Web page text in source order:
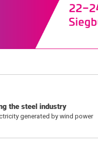
the steel industry
generated by wind power